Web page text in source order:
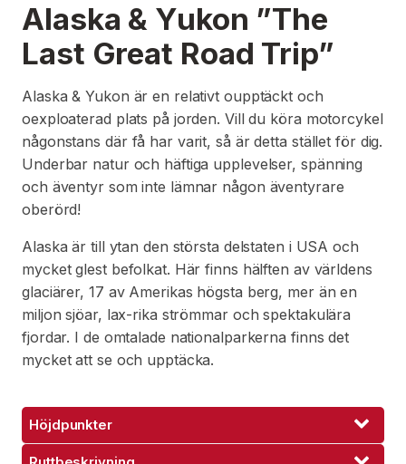
Alaska & Yukon ”The
Last Great Road Trip”
Alaska & Yukon är en relativt oupptäckt och
oexploaterad plats på jorden. Vill du köra motorcykel
någonstans där få har varit, så är detta stället för dig.
Underbar natur och häftiga upplevelser, spänning
och äventyr som inte lämnar någon äventyrare
oberörd!
Alaska är till ytan den största delstaten i USA och
mycket glest befolkat. Här finns hälften av världens
glaciärer, 17 av Amerikas högsta berg, mer än en
miljon sjöar, lax-rika strömmar och spektakulära
fjordar. I de omtalade nationalparkerna finns det
mycket att se och upptäcka.
Höjdpunkter